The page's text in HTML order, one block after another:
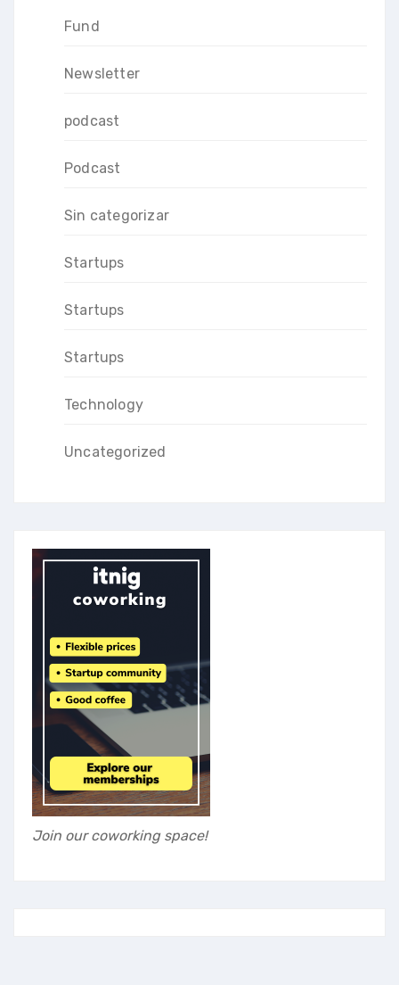
Fund
Newsletter
podcast
Podcast
Sin categorizar
Startups
Startups
Startups
Technology
Uncategorized
Join our coworking space!